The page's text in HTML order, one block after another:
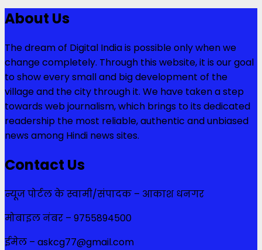
About Us
The dream of Digital India is possible only when we
change completely. Through this website, it is our goal
to show every small and big development of the
village and the city through it. We have taken a step
towards web journalism, which brings to its dedicated
readership the most reliable, authentic and unbiased
news among Hindi news sites.
Contact Us
न्यूज पोर्टल के स्वामी/संपादक – आकाश धनगर
मोबाइल नंबर – 9755894500
ईमेल – askcg77@gmail.com